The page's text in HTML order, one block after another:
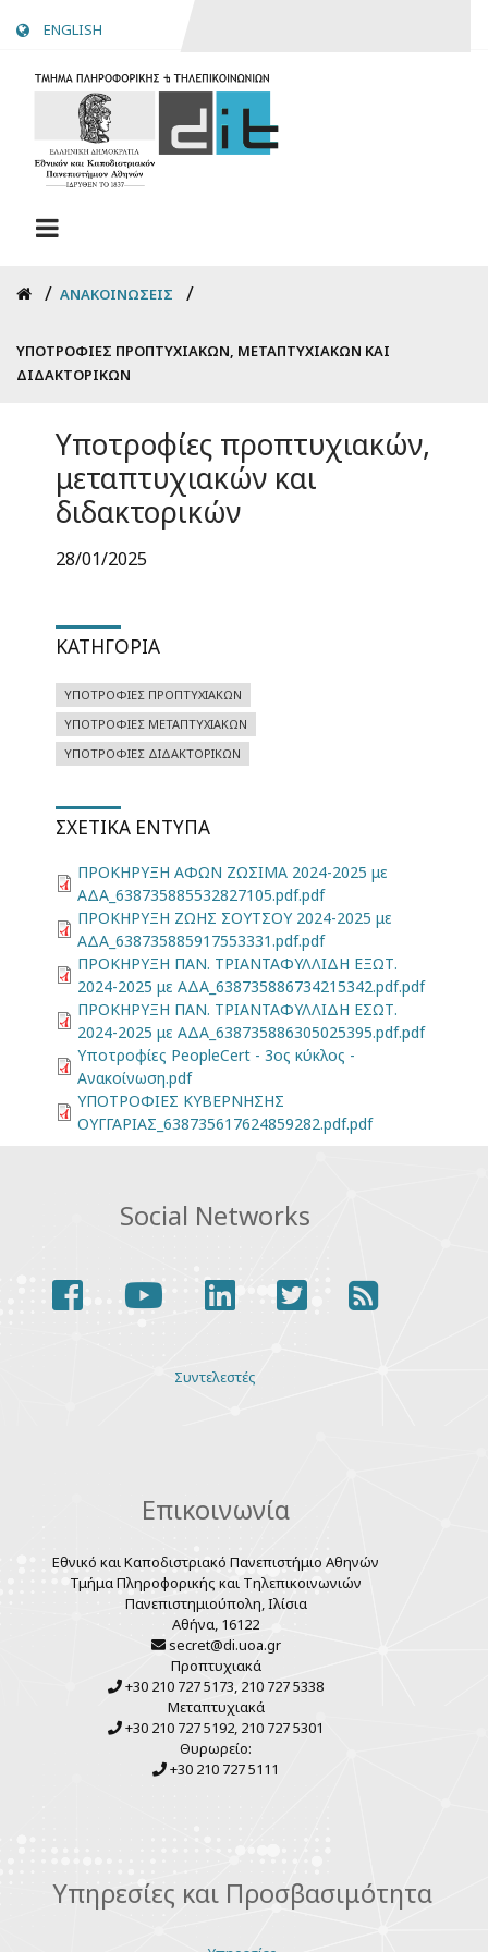
content
ENGLISH
Breadcrumb
ΑΝΑΚΟΙΝΏΣΕΙΣ
ΥΠΟΤΡΟΦΊΕΣ ΠΡΟΠΤΥΧΙΑΚΏΝ, ΜΕΤΑΠΤΥΧΙΑΚΏΝ ΚΑΙ
ΔΙΔΑΚΤΟΡΙΚΏΝ
Υποτροφίες προπτυχιακών,
μεταπτυχιακών και
διδακτορικών
28/01/2025
ΚΑΤΗΓΟΡΊΑ
ΥΠΟΤΡΟΦΊΕΣ ΠΡΟΠΤΥΧΙΑΚΏΝ
ΥΠΟΤΡΟΦΊΕΣ ΜΕΤΑΠΤΥΧΙΑΚΏΝ
ΥΠΟΤΡΟΦΊΕΣ ΔΙΔΑΚΤΟΡΙΚΏΝ
ΣΧΕΤΙΚΆ ΈΝΤΥΠΑ
ΠΡΟΚΗΡΥΞΗ ΑΦΩΝ ΖΩΣΙΜΑ 2024-2025 με
ΑΔΑ_638735885532827105.pdf.pdf
ΠΡΟΚΗΡΥΞΗ ΖΩΗΣ ΣΟΥΤΣΟΥ 2024-2025 με
ΑΔΑ_638735885917553331.pdf.pdf
ΠΡΟΚΗΡΥΞΗ ΠΑΝ. ΤΡΙΑΝΤΑΦΥΛΛΙΔΗ ΕΞΩΤ.
2024-2025 με ΑΔΑ_638735886734215342.pdf.pdf
ΠΡΟΚΗΡΥΞΗ ΠΑΝ. ΤΡΙΑΝΤΑΦΥΛΛΙΔΗ ΕΣΩΤ.
2024-2025 με ΑΔΑ_638735886305025395.pdf.pdf
Υποτροφίες PeopleCert - 3ος κύκλος -
Ανακοίνωση.pdf
ΥΠΟΤΡΟΦΙΕΣ ΚΥΒΕΡΝΗΣΗΣ
ΟΥΓΓΑΡΙΑΣ_638735617624859282.pdf.pdf
Social Networks
facebookyoutubelinkedin
twitterrss
Συντελεστές
Επικοινωνία
Εθνικό και Καποδιστριακό Πανεπιστήμιο Αθηνών
Τμήμα Πληροφορικής και Τηλεπικοινωνιών
Πανεπιστημιούπολη, Ιλίσια
Αθήνα, 16122
secret@di.uoa.gr
Προπτυχιακά
+30 210 727 5173, 210 727 5338
Μεταπτυχιακά
+30 210 727 5192, 210 727 5301
Θυρωρείο:
+30 210 727 5111
Υπηρεσίες και Προσβασιμότητα